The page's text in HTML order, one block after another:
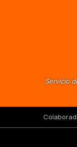
Servicio